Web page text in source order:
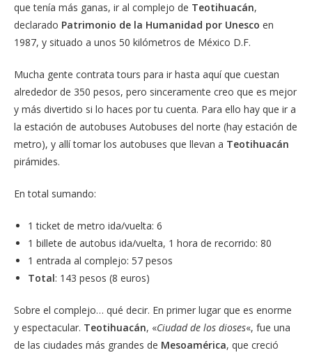
que tenía más ganas, ir al complejo de Teotihuacán,
declarado Patrimonio de la Humanidad por Unesco en
1987, y situado a unos 50 kilómetros de México D.F.
Mucha gente contrata tours para ir hasta aquí que cuestan
alrededor de 350 pesos, pero sinceramente creo que es mejor
y más divertido si lo haces por tu cuenta. Para ello hay que ir a
la estación de autobuses Autobuses del norte (hay estación de
metro), y allí tomar los autobuses que llevan a Teotihuacán
pirámides.
En total sumando:
1 ticket de metro ida/vuelta: 6
1 billete de autobus ida/vuelta, 1 hora de recorrido: 80
1 entrada al complejo: 57 pesos
Total: 143 pesos (8 euros)
Sobre el complejo… qué decir. En primer lugar que es enorme
y espectacular. Teotihuacán, «Ciudad de los dioses«, fue una
de las ciudades más grandes de Mesoamérica, que creció